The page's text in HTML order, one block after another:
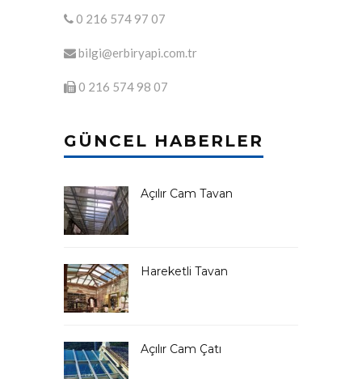
0 216 574 97 07
bilgi@erbiryapi.com.tr
0 216 574 98 07
GÜNCEL HABERLER
Açılır Cam Tavan
Hareketli Tavan
Açılır Cam Çatı